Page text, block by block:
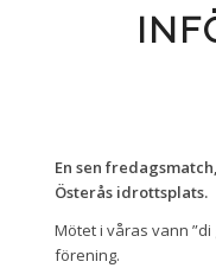
En sen
Österås idrottsplats.
Mötet i våras vann
förening.